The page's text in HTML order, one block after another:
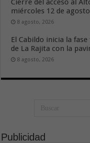
Cierre del acceso al
miércoles 12 de
8 agosto, 2026
El Cabildo inicia la
de La Rajita con la
8 agosto, 2026
Publicidad